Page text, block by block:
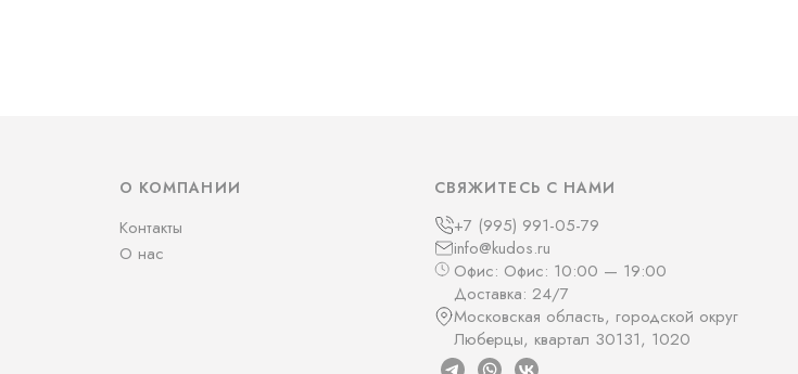
О КОМПАНИИ
Контакты
О нас
СВЯЖИТЕСЬ С НАМИ
+7 (995) 991-05-79
info@kudos.ru
Офис: Офис: 10:00 — 19:00
Доставка: 24/7
Московская область, городской округ
Люберцы, квартал 30131, 1020